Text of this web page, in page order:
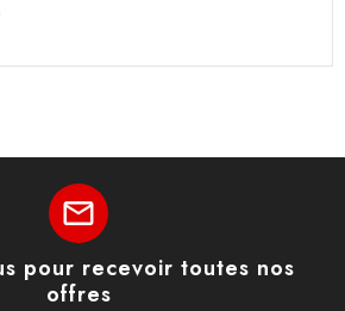
mail
pour recevoir toutes nos
offres